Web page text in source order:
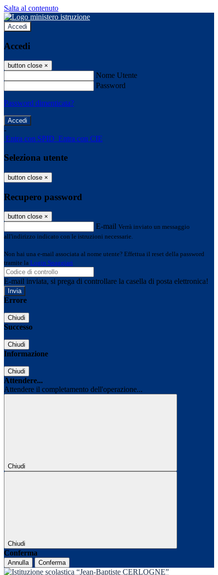
Salta al contenuto
Accedi
Accedi
button close ×
Nome Utente
Password
Password dimenticata?
-
Entra con SPID Entra con CIE
Seleziona utente
button close ×
Recupero password
button close ×
E-mail Verrà inviato un messaggio
all'indirizzo indicato con le istruzioni necessarie.
Non hai una e-mail associata al nome utente? Effettua il reset della password
tramite la Login Spaggiari
E-mail inviata, si prega di controllare la casella di posta elettronica!
Errore
Chiudi
Successo
Chiudi
Informazione
Chiudi
Attendere...
Attendere il completamento dell'operazione...
Chiudi
Chiudi
Conferma
Annulla Conferma